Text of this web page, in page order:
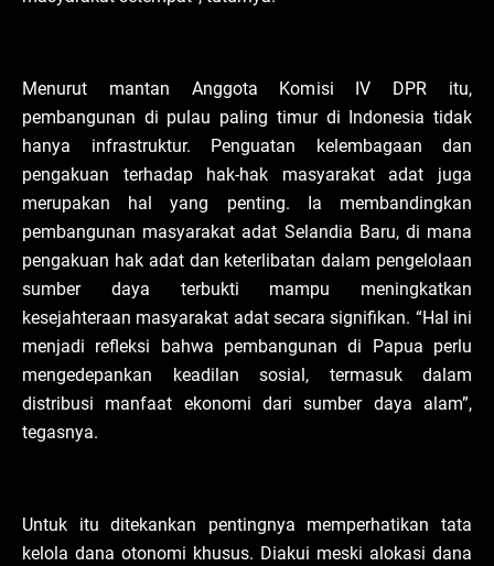
Menurut mantan Anggota Komisi IV DPR itu,
pembangunan di pulau paling timur di Indonesia tidak
hanya infrastruktur. Penguatan kelembagaan dan
pengakuan terhadap hak-hak masyarakat adat juga
merupakan hal yang penting. Ia membandingkan
pembangunan masyarakat adat Selandia Baru, di mana
pengakuan hak adat dan keterlibatan dalam pengelolaan
sumber daya terbukti mampu meningkatkan
kesejahteraan masyarakat adat secara signifikan. “Hal ini
menjadi refleksi bahwa pembangunan di Papua perlu
mengedepankan keadilan sosial, termasuk dalam
distribusi manfaat ekonomi dari sumber daya alam”,
tegasnya.
Untuk itu ditekankan pentingnya memperhatikan tata
kelola dana otonomi khusus. Diakui meski alokasi dana